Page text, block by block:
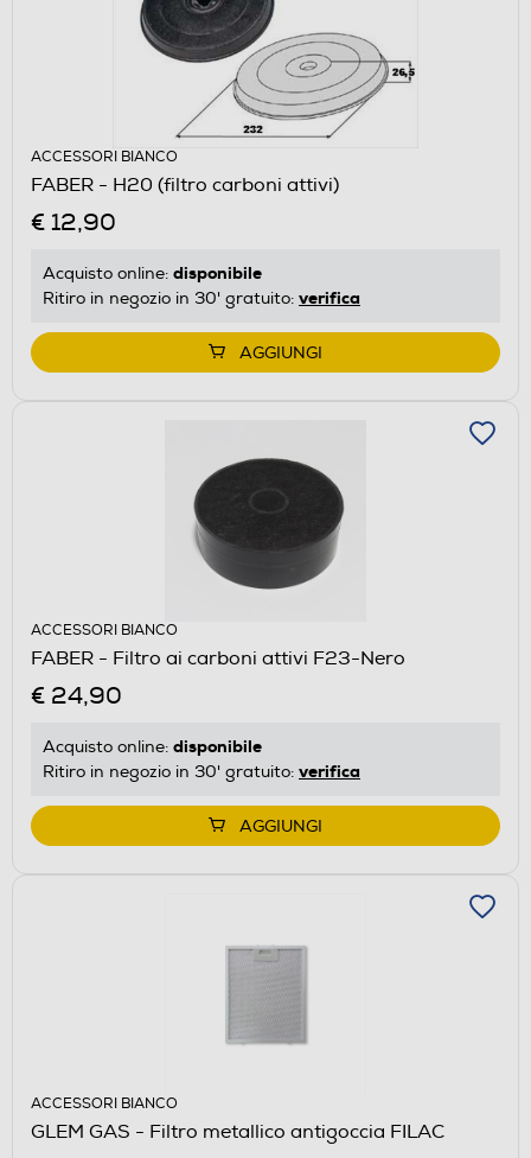
ACCESSORI BIANCO
FABER - H20 (filtro carboni attivi)
€ 12,90
Acquisto online: disponibile
Ritiro in negozio in 30' gratuito: verifica
AGGIUNGI
ACCESSORI BIANCO
FABER - Filtro ai carboni attivi F23-Nero
€ 24,90
Acquisto online: disponibile
Ritiro in negozio in 30' gratuito: verifica
AGGIUNGI
ACCESSORI BIANCO
GLEM GAS - Filtro metallico antigoccia FILAC